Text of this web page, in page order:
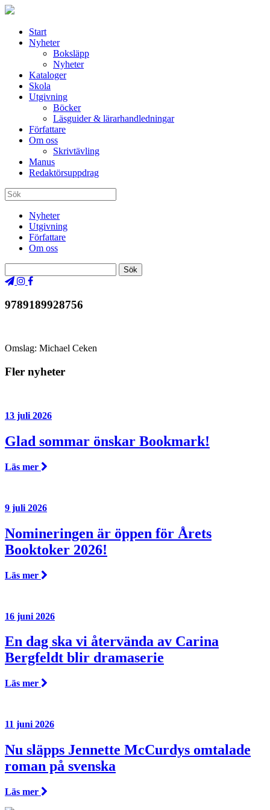
Start
Nyheter
Boksläpp
Nyheter
Kataloger
Skola
Utgivning
Böcker
Läsguider & lärarhandledningar
Författare
Om oss
Skrivtävling
Manus
Redaktörsuppdrag
Nyheter
Utgivning
Författare
Om oss
9789189928756
Omslag: Michael Ceken
Fler nyheter
13 juli 2026
Glad sommar önskar Bookmark!
Läs mer
9 juli 2026
Nomineringen är öppen för Årets
Booktoker 2026!
Läs mer
16 juni 2026
En dag ska vi återvända av Carina
Bergfeldt blir dramaserie
Läs mer
11 juni 2026
Nu släpps Jennette McCurdys omtalade
roman på svenska
Läs mer